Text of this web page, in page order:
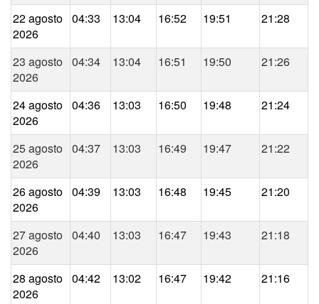
22 agosto
2026
04:33 13:04 16:52 19:51 21:28
23 agosto
2026
04:34 13:04 16:51 19:50 21:26
24 agosto
2026
04:36 13:03 16:50 19:48 21:24
25 agosto
2026
04:37 13:03 16:49 19:47 21:22
26 agosto
2026
04:39 13:03 16:48 19:45 21:20
27 agosto
2026
04:40 13:03 16:47 19:43 21:18
28 agosto
2026
04:42 13:02 16:47 19:42 21:16